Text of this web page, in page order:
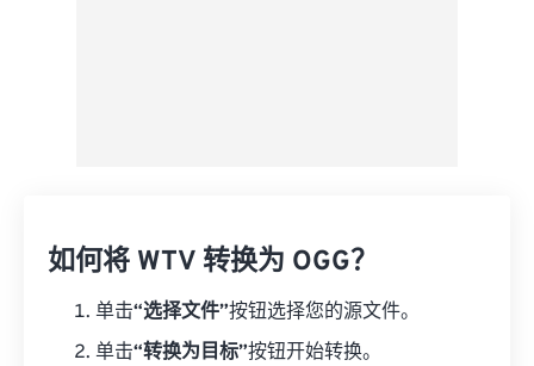
如何将 WTV 转换为 OGG？
单击“选择文件”按钮选择您的源文件。
单击“转换为目标”按钮开始转换。